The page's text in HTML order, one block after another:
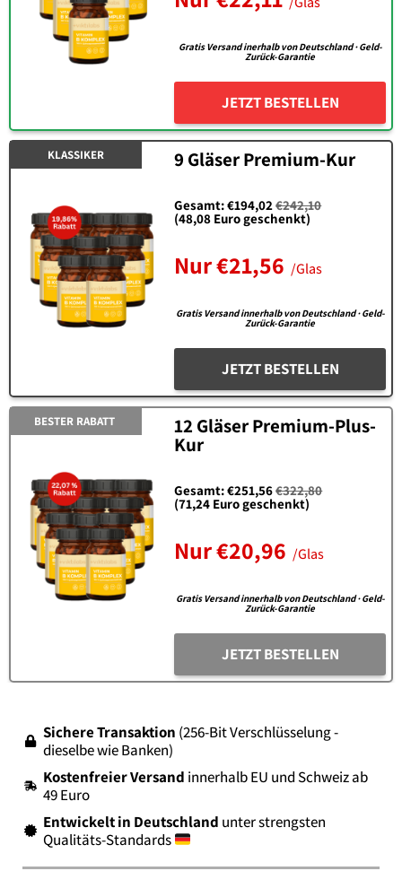
Gratis Versand inerhalb von Deutschland · Geld-
Zurück-Garantie
JETZT BESTELLEN
KLASSIKER 9 Gläser Premium-Kur
Gesamt: €194,02€242,10
(48,08 Euro geschenkt)
Nur €21,56 /Glas
Gratis Versand innerhalb von Deutschland · Geld-
Zurück-Garantie
JETZT BESTELLEN
BESTER RABATT 12 Gläser Premium-Plus-
Kur
Gesamt: €251,56€322,80
(71,24 Euro geschenkt)
Nur €20,96 /Glas
Gratis Versand innerhalb von Deutschland · Geld-
Zurück-Garantie
JETZT BESTELLEN
Sichere Transaktion (256-Bit Verschlüsselung -
dieselbe wie Banken)
Kostenfreier Versand innerhalb EU und Schweiz ab
49 Euro
Entwickelt in Deutschland unter strengsten
Qualitäts-Standards